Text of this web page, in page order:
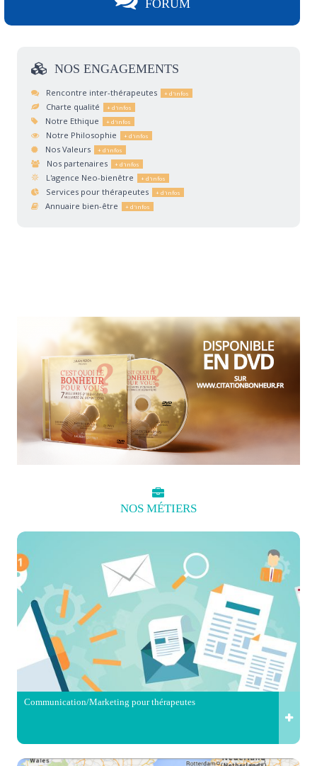
FORUM
NOS ENGAGEMENTS
Rencontre inter-thérapeutes
Charte qualité
Notre Ethique
Notre Philosophie
Nos Valeurs
Nos partenaires
L'agence Neo-bienêtre
Services pour thérapeutes
Annuaire bien-être
NOS MÉTIERS
Communication/Marketing pour thérapeutes